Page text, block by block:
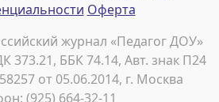
Оферта
журнал «Педагог ДОУ»
373.21, ББК 74.14, Авт. знак П24
от 05.06.2014, г. Москва
(925) 664-32-11